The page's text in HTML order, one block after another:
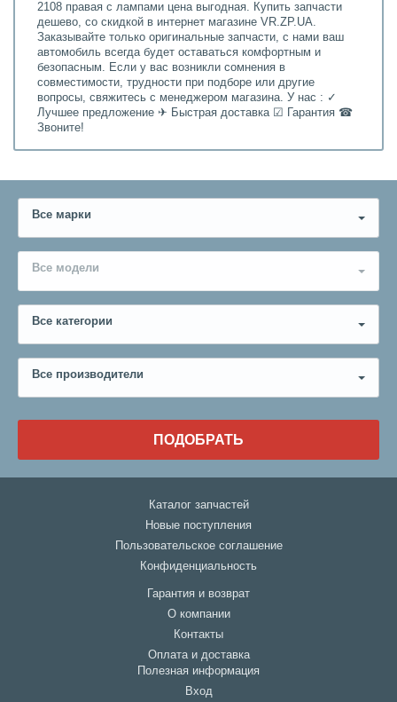
2108 правая с лампами цена выгодная. Купить запчасти
дешево, со скидкой в интернет магазине VR.ZP.UA.
Заказывайте только оригинальные запчасти, с нами ваш
автомобиль всегда будет оставаться комфортным и
безопасным. Если у вас возникли сомнения в
совместимости, трудности при подборе или другие
вопросы, свяжитесь с менеджером магазина. У нас : ✓
Лучшее предложение ✈ Быстрая доставка ☑ Гарантия ☎
Звоните!
Все марки
Все модели
Все категории
Все производители
ПОДОБРАТЬ
Каталог запчастей
Новые поступления
Пользовательское соглашение
Конфиденциальность
Гарантия и возврат
О компании
Контакты
Оплата и доставка
Полезная информация
Вход